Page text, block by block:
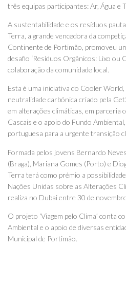
três equipas participantes: Ar, Água e
A sustentabilidade e os resíduos
Terra, a grande vencedora da
Continente de Portimão, promoveu
desafio ‘Resíduos Orgânicos: Lixo ou
colaboração da comunidade local.
Esta é uma iniciativa do Cooler
neutralidade carbónica criado pela
em alterações climáticas, em parceria
Cascais e o apoio do Fundo
portuguesa para a urgente transição
Formada pelos jovens Bernardo
(Braga), Mariana Gomes (Porto) e
Terra terá como prémio a
Nações Unidas sobre as Alterações
realiza no Dubai entre 30 de
O projeto ‘Viagem pelo Clima’ conta
Ambiental e o apoio de diversas
Municipal de Portimão.